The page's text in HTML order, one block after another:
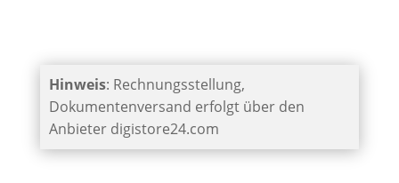
Hinweis: Rechnungsstellung,
Dokumentenversand erfolgt über den
Anbieter digistore24.com